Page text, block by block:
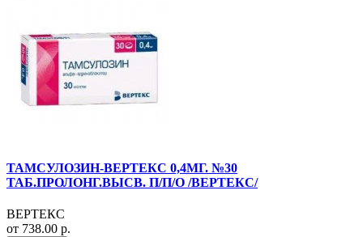
ТАМСУЛОЗИН-ВЕРТЕКС 0,4МГ. №30
ТАБ.ПРОЛОНГ.ВЫСВ. П/П/О /ВЕРТЕКС/
ВЕРТЕКС
от 738.00 р.